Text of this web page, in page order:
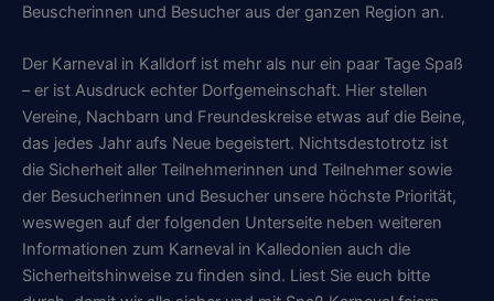
Beuscherinnen und Besucher aus der ganzen Region an.
Der Karneval in Kalldorf ist mehr als nur ein paar Tage Spaß
– er ist Ausdruck echter Dorfgemeinschaft. Hier stellen
Vereine, Nachbarn und Freundeskreise etwas auf die Beine,
das jedes Jahr aufs Neue begeistert. Nichtsdestotrotz ist
die Sicherheit aller Teilnehmerinnen und Teilnehmer sowie
der Besucherinnen und Besucher unsere höchste Priorität,
weswegen auf der folgenden Unterseite neben weiteren
Informationen zum Karneval in Kalledonien auch die
Sicherheitshinweise zu finden sind. Liest Sie euch bitte